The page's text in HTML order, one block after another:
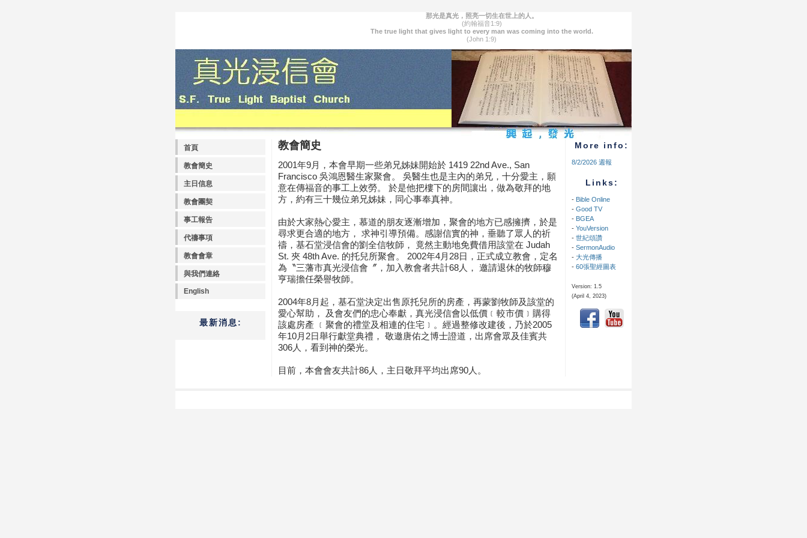
那光是真光，照亮一切生在世上的人。
(約翰福音1:9)
The true light that gives light to every man was coming into the world.
(John 1:9)
首頁
教會簡史
主日信息
教會團契
事工報告
代禱事項
教會會章
與我們連絡
English
最新消息:
More info:
8/2/2026 週報
Links:
- Bible Online
- Good TV
- BGEA
- YouVersion
- 世紀頌讚
- SermonAudio
- 大光傳播
- 60張聖經圖表
Version: 1.5
(April 4, 2023)
教會簡史
2001年9月，本會早期一些弟兄姊妹開始於 1419 22nd Ave., San
Francisco 吳鴻恩醫生家聚會。 吳醫生也是主內的弟兄，十分愛主，願
意在傳福音的事工上效勞。 於是他把樓下的房間讓出，做為敬拜的地
方，約有三十幾位弟兄姊妹，同心事奉真神。
由於大家熱心愛主，慕道的朋友逐漸增加，聚會的地方已感擁擠，於是
尋求更合適的地方， 求神引導預備。感謝信實的神，垂聽了眾人的祈
禱，基石堂浸信會的劉全信牧師， 竟然主動地免費借用該堂在 Judah
St. 夾 48th Ave. 的托兒所聚會。 2002年4月28日，正式成立教會，定名
為〝三藩市真光浸信會〞，加入教會者共計68人， 邀請退休的牧師穆
亨瑞擔任榮譽牧師。
2004年8月起，基石堂決定出售原托兒所的房產，再蒙劉牧師及該堂的
愛心幫助， 及會友們的忠心奉獻，真光浸信會以低價﹝較市價﹞購得
該處房產 ﹝聚會的禮堂及相連的住宅﹞。經過整修改建後，乃於2005
年10月2日舉行獻堂典禮， 敬邀唐佑之博士證道，出席會眾及佳賓共
306人，看到神的榮光。
目前，本會會友共計86人，主日敬拜平均出席90人。